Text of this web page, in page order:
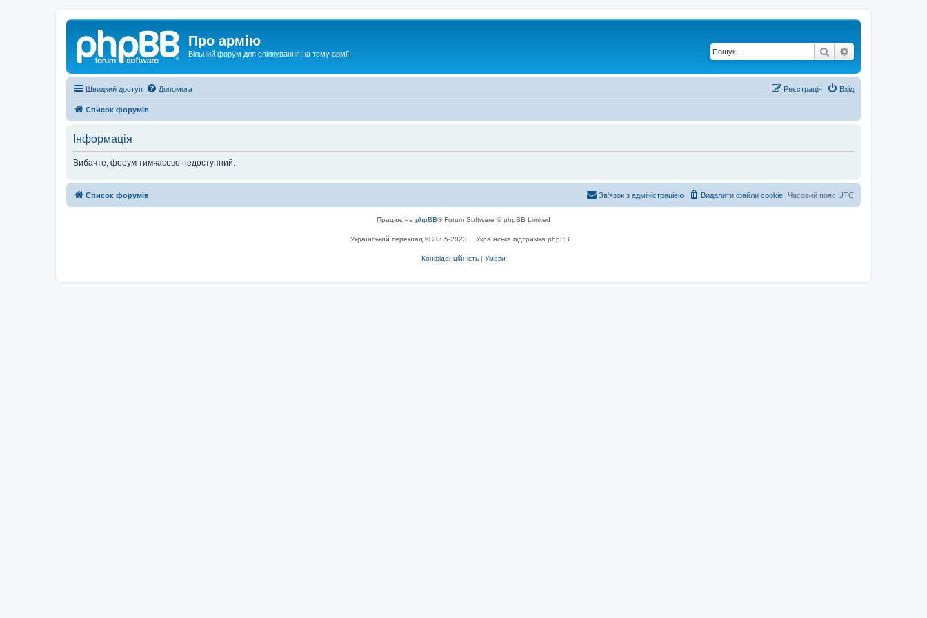
Про армію
Вільний форум для спілкування на тему армії Пошук
Швидкий доступ Допомога Вхід
Реєстрація
Список форумів
Інформація
Вибачте, форум тимчасово недоступний.
Список форумів Часовий пояс UTC
Видалити файли cookie
Зв'язок з адміністрацією
Працює на phpBB® Forum Software © phpBB Limited
Український переклад © 2005-2023 Українська підтримка phpBB
Конфіденційність | Умови